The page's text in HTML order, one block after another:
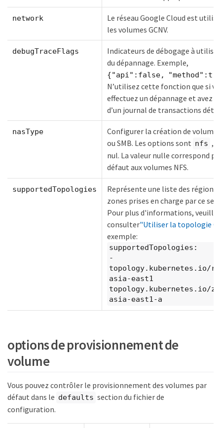
network
Le réseau Google Cloud est
les volumes GCNV.
debugTraceFlags
Indicateurs de débogage à
du dépannage. Exemple,
{"api":false,
N’utilisez cette fonction que si
effectuez un dépannage et avez
d’un journal de transactions
nasType
Configurer la création de volumes
ou SMB. Les options sont nfs ,
nul. La valeur nulle correspond
défaut aux volumes NFS.
supportedTopologies
Représente une liste des régions
zones prises en charge par ce
Pour plus d'informations, veuillez
consulter"Utiliser la topologie
exemple:
supportedTopologies:
-
topology.kubernetes.io/
asia-east1
topology.kubernetes.io/
asia-east1-a
options de provisionnement de
volume
Vous pouvez contrôler le provisionnement des volumes par
défaut dans le defaults section du fichier de
configuration.